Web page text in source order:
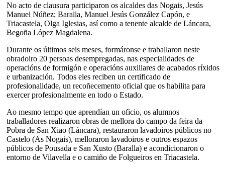
No acto de clausura participaron os alcaldes das Nogais, Jesús
Manuel Núñez; Baralla, Manuel Jesús González Capón, e
Triacastela, Olga Iglesias, así como a tenente alcalde de Láncara,
Begoña López Magdalena.
Durante os últimos seis meses, formáronse e traballaron neste
obradoiro 20 persoas desempregadas, nas especialidades de
operacións de formigón e operacións auxiliares de acabados ríxidos
e urbanización. Todos eles reciben un certificado de
profesionalidade, un recoñecemento oficial que os habilita para
exercer profesionalmente en todo o Estado.
Ao mesmo tempo que aprendían un oficio, os alumnos
traballadores realizaron obras de mellora do campo da feira da
Pobra de San Xiao (Láncara), restauraron lavadoiros públicos no
Castelo (As Nogais), melloraron lavadoiros e outros espazos
públicos de Pousada e San Xusto (Baralla) e acondicionaron o
entorno de Vilavella e o camiño de Folgueiros en Triacastela.